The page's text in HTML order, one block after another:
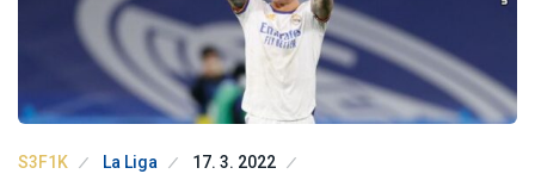
S3F1K La Liga 17. 3. 2022